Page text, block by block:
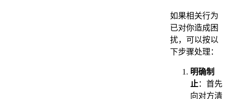
如果相关行为
已对你造成困
扰，可以按以
下步骤处理：
明确制
止：首先
向对方清